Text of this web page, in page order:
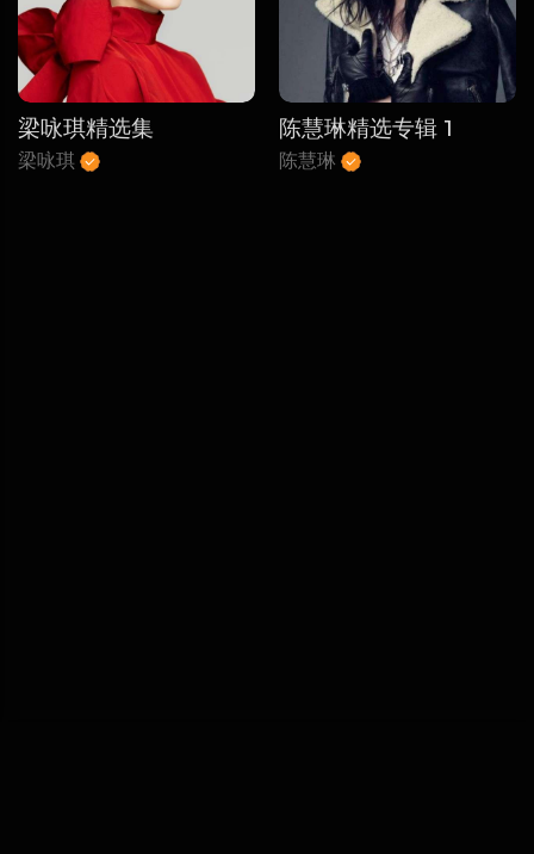
梁咏琪精选集
梁咏琪
陈慧琳精选专辑 1
陈慧琳